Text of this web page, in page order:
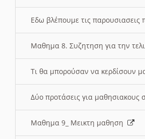
Εδω βλέπουμε τις
Μαθημα 8. Συζητηση για την
Τι θα μπορούσαν να κερδίσουν
Δύο προτάσεις για
Μαθημα 9_ Μεικτη μαθηση